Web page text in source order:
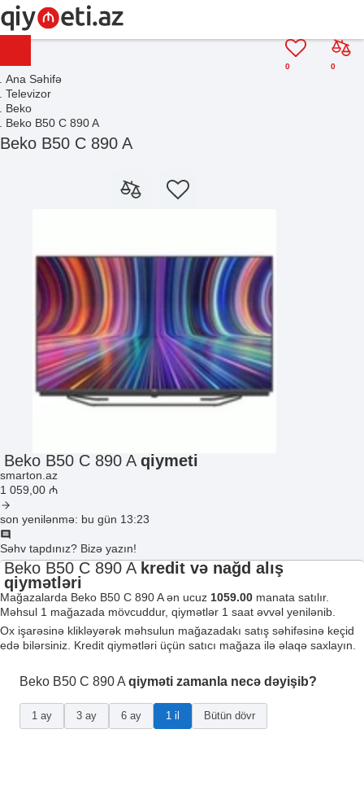
0
0
Ana Səhifə
Televizor
Beko
Beko B50 C 890 A
Beko B50 C 890 A
Beko B50 C 890 A qiymeti
smarton.az
1 059 ,00 ₼
son yenilənmə: bu gün 13:23
Səhv tapdınız? Bizə yazın!
Beko B50 C 890 A kredit və nağd alış
qiymətləri
Mağazalarda Beko B50 C 890 A ən ucuz 1059.00 manata satılır.
Məhsul 1 mağazada mövcuddur, qiymətlər 1 saat əvvəl yenilənib.
Ox işarəsinə klikləyərək məhsulun mağazadakı satış səhifəsinə keçid
edə bilərsiniz. Kredit qiymətləri üçün satıcı mağaza ilə əlaqə saxlayın.
Beko B50 C 890 A qiyməti zamanla necə dəyişib?
1 ay 3 ay 6 ay 1 il Bütün dövr